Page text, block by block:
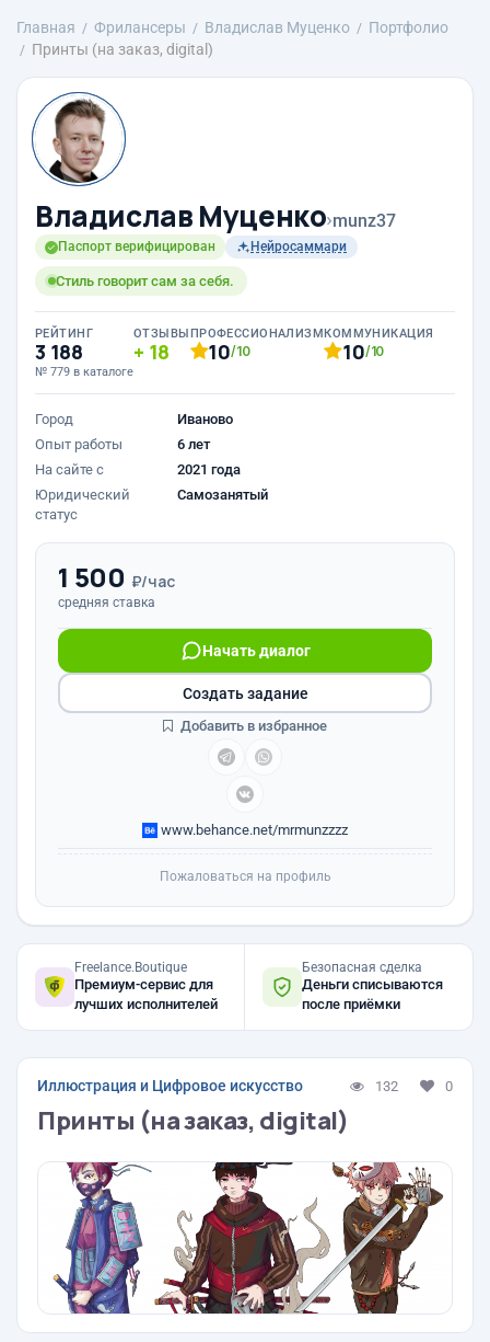
Главная Фрилансеры Владислав Муценко
Портфолио
Принты (на заказ, digital)
Владислав Муценко›munz37
Паспорт верифицирован Нейросаммари
Стиль говорит сам за себя.
РЕЙТИНГ
3 188
№ 779 в каталоге
ОТЗЫВЫ
18
ПРОФЕССИОНАЛИЗМ
10/10
КОММУНИКАЦИЯ
10/10
Город
Иваново
Опыт работы
6 лет
На сайте с
2021 года
Юридический
статус
Самозанятый
1 500 ₽/час
средняя ставка
Начать диалог
www.behance.net/mrmunzzzz
Создать задание
Добавить в избранное
Пожаловаться на профиль
Freelance.Boutique
Премиум-сервис для
лучших исполнителей
Безопасная сделка
Деньги списываются
после приёмки
Иллюстрация и Цифровое искусство 132 0
Принты (на заказ, digital)